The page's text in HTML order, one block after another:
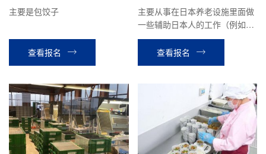
主要是包饺子
查看报名
主要从事在日本养老设施里面做
一些辅助日本人的工作（例如：
整理床铺，打扫卫生，送餐等工
作）。查看报名